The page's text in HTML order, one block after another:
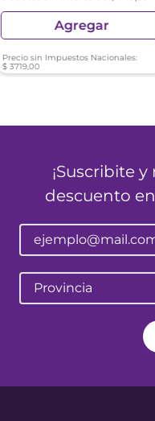
Agregar
Precio sin Impuestos Nacionales:
$ 3719,00
¡Suscribite
descuento
Provincia